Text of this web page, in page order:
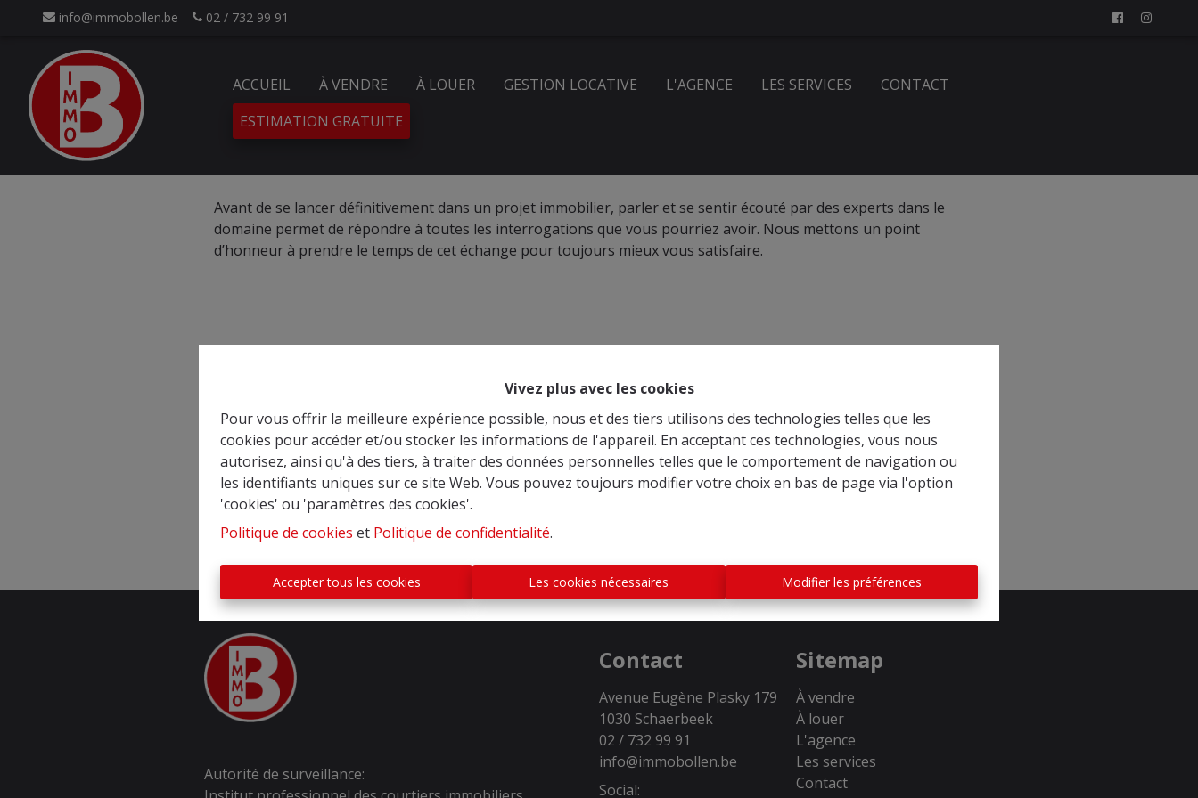
Vivez plus avec les cookies
Pour vous offrir la meilleure expérience possible, nous et des tiers utilisons des technologies telles que les
cookies pour accéder et/ou stocker les informations de l'appareil. En acceptant ces technologies, vous nous
autorisez, ainsi qu'à des tiers, à traiter des données personnelles telles que le comportement de navigation ou
les identifiants uniques sur ce site Web. Vous pouvez toujours modifier votre choix en bas de page via l'option
'cookies' ou 'paramètres des cookies'.
Politique de cookies et Politique de confidentialité.
Accepter tous les cookies Les cookies nécessaires Modifier les préférences
info@immobollen.be 02 / 732 99 91
ACCUEIL À VENDRE À LOUER GESTION LOCATIVE L'AGENCE LES SERVICES
CONTACT
ESTIMATION GRATUITE
Avant de se lancer définitivement dans un projet immobilier, parler et se sentir écouté par des experts dans le
domaine permet de répondre à toutes les interrogations que vous pourriez avoir. Nous mettons un point
d’honneur à prendre le temps de cet échange pour toujours mieux vous satisfaire.
Autorité de surveillance:
Contact
Avenue Eugène Plasky 179
1030 Schaerbeek
02 / 732 99 91
info@immobollen.be
Social:
Sitemap
À vendre
À louer
L'agence
Les services
Contact